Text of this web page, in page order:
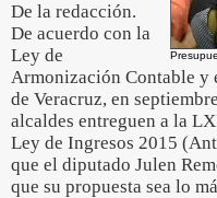
De la redacción.
De acuerdo con la
Ley de
Armonización Contable y
de Veracruz, en
alcaldes entreguen a la
Ley de Ingresos 2015
que el diputado Julen
que su propuesta sea lo